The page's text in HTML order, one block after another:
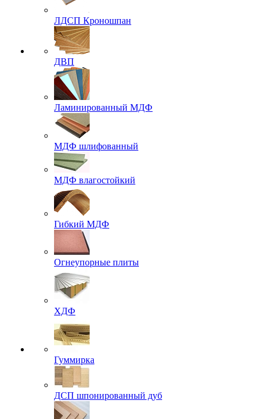
ЛДСП Кроношпан
ДВП
Ламинированный МДФ
МДФ шлифованный
МДФ влагостойкий
Гибкий МДФ
Огнеупорные плиты
ХДФ
Гуммирка
ДСП шпонированный дуб